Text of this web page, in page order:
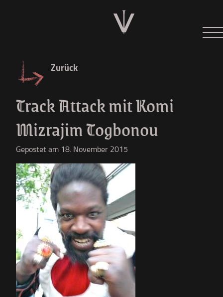
Tour 2026
Der W
Diskographie
Shop
Zurück
Track Attack mit Komi
Mizrajim Togbonou
Gepostet am 18. November 2015